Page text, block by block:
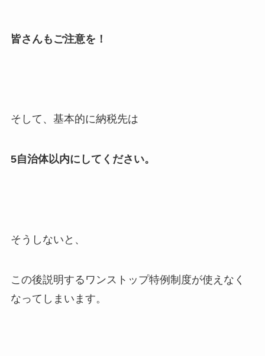
皆さんもご注意を！
そして、基本的に納税先は
5自治体以内にしてください。
そうしないと、
この後説明するワンストップ特例制度が使えなく
なってしまいます。